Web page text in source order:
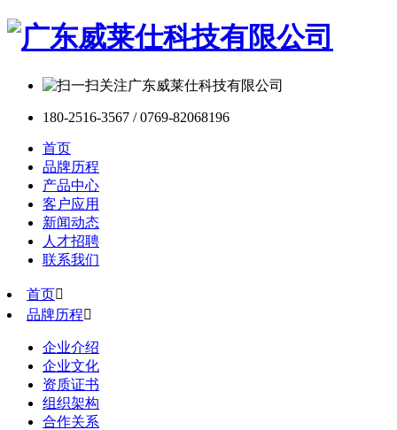
180-2516-3567 / 0769-82068196
首页
品牌历程
产品中心
客户应用
新闻动态
人才招聘
联系我们
首页
品牌历程
企业介绍
企业文化
资质证书
组织架构
合作关系